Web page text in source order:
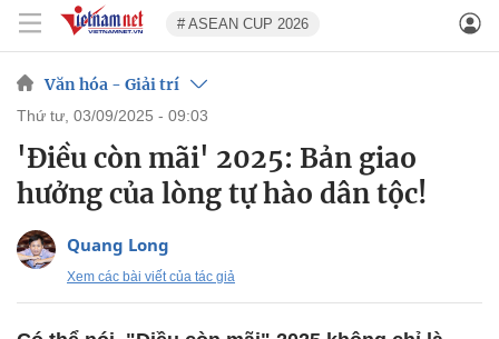
# ASEAN CUP 2026
Văn hóa - Giải trí
thứ tư, 03/09/2025 - 09:03
'Điều còn mãi' 2025: Bản giao
hưởng của lòng tự hào dân tộc!
Quang Long
Xem các bài viết của tác giả